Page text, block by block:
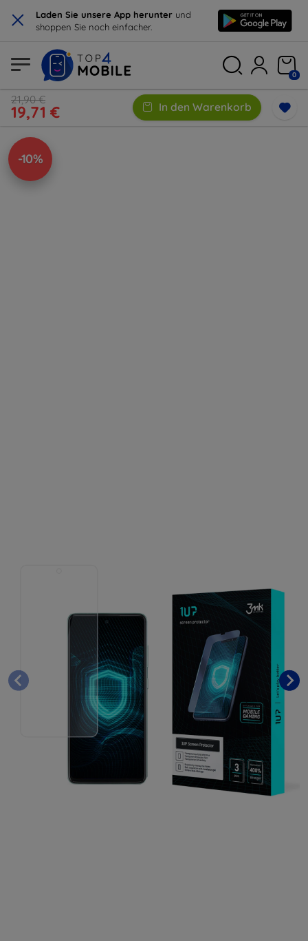
× Laden Sie unsere App herunter und
shoppen Sie noch einfacher.
0
21,90 €
19,71 € In den Warenkorb
-10%